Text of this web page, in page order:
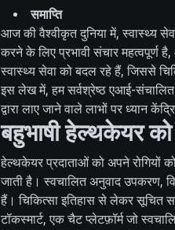
समाप्ति
आज की वैश्वीकृत दुनिया में, स्वास्थ्य
करने के लिए प्रभावी संचार महत्वपूर्ण
स्वास्थ्य सेवा को बदल रहे हैं, जिससे
इस लेख में, हम सर्वश्रेष्ठ एआई-
द्वारा लाए जाने वाले लाभों पर ध्यान
बहुभाषी हेल्थकेयर
हेल्थकेयर प्रदाताओं को अपने रोगियों
जाती है। स्वचालित अनुवाद उपकरण,
हैं। चिकित्सा इतिहास से लेकर सूचित
टॉकस्मार्ट, एक चैट प्लेटफ़ॉर्म जो